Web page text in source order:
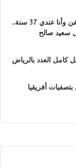
مريم سعيد صالح: دخلت الفن وأنا عندي 37 سنة..
سعيد صالح
كامل العدد بالرياض
أفريقيا